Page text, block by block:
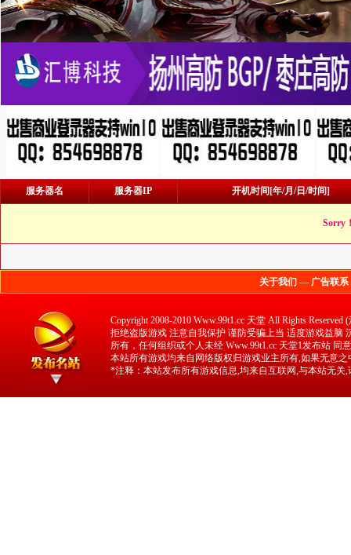
服务器名 服务器IP 开机时间[年/月/日/时间]
Sorry
关于我们 — 广告联系
Copyright 2008-2010 Www.99t1.cc 天堂 All Rights
拒绝盗版游戏 注意自我保护 谨防受骗上当 适度游戏益脑
所有，任何组织或个人未经 Www.99t1.cc 天堂1发布站 同
本站所有游戏均来自网络版权归游戏业主所有,如果无意
*注释：本站发布所有游戏信息,均来自互联网,与本站无